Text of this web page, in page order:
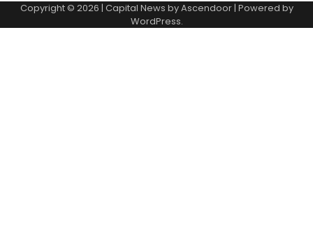
Copyright © 2026 | Capital News byAscendoor| Powered by
WordPress.